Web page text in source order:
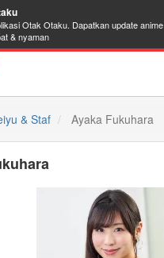
Otak Otaku. Dapatkan update anime
& nyaman
& Staf Ayaka Fukuhara